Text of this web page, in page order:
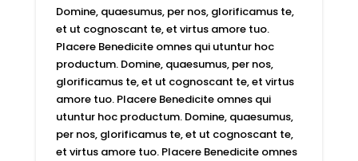
Domine, quaesumus, per nos, glorificamus te,
et ut cognoscant te, et virtus amore tuo.
Placere Benedicite omnes qui utuntur hoc
productum. Domine, quaesumus, per nos,
glorificamus te, et ut cognoscant te, et virtus
amore tuo. Placere Benedicite omnes qui
utuntur hoc productum. Domine, quaesumus,
per nos, glorificamus te, et ut cognoscant te,
et virtus amore tuo. Placere Benedicite omnes